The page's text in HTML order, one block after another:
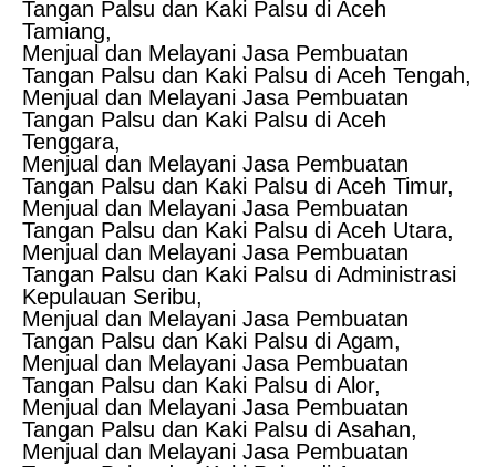
Tangan Palsu dan Kaki Palsu di Aceh
Tamiang,
Menjual dan Melayani Jasa Pembuatan
Tangan Palsu dan Kaki Palsu di Aceh Tengah,
Menjual dan Melayani Jasa Pembuatan
Tangan Palsu dan Kaki Palsu di Aceh
Tenggara,
Menjual dan Melayani Jasa Pembuatan
Tangan Palsu dan Kaki Palsu di Aceh Timur,
Menjual dan Melayani Jasa Pembuatan
Tangan Palsu dan Kaki Palsu di Aceh Utara,
Menjual dan Melayani Jasa Pembuatan
Tangan Palsu dan Kaki Palsu di Administrasi
Kepulauan Seribu,
Menjual dan Melayani Jasa Pembuatan
Tangan Palsu dan Kaki Palsu di Agam,
Menjual dan Melayani Jasa Pembuatan
Tangan Palsu dan Kaki Palsu di Alor,
Menjual dan Melayani Jasa Pembuatan
Tangan Palsu dan Kaki Palsu di Asahan,
Menjual dan Melayani Jasa Pembuatan